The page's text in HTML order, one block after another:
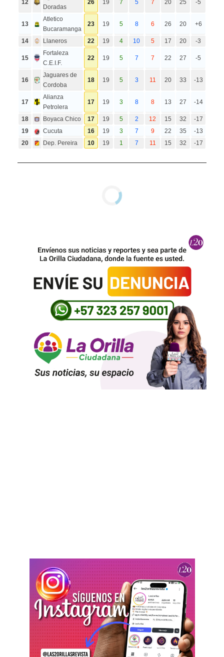
12
Doradas
26 19 7 5 7 20 25 -5
13
Atletico
Bucaramanga
23 19 5 8 6 26 20 +6
14 Llaneros 22 19 4 10 5 17 20 -3
15
Fortaleza
C.E.I.F.
22 19 5 7 7 22 27 -5
16
Jaguares de
Cordoba
18 19 5 3 11 20 33 -13
17
Alianza
Petrolera
17 19 3 8 8 13 27 -14
18 Boyaca Chico 17 19 5 2 12 15 32
-17
19
Cucuta 16 19 3 7 9 22 35
-13
20
Dep. Pereira 10 19 1 7 11 15 32 -17